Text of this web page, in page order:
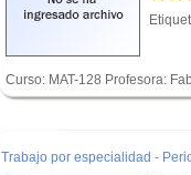
Curso: MAT-128 Profesora:
Trabajo por especialidad -